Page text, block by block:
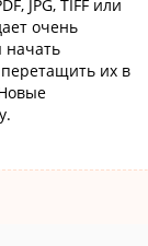
JPG, TIFF или
очень
их в